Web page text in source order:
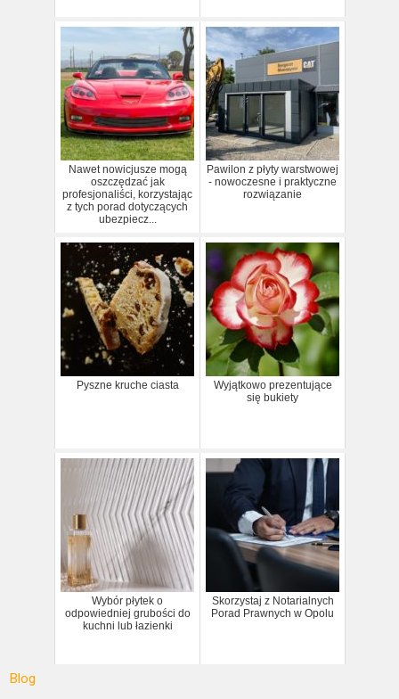
Nawet nowicjusze mogą
oszczędzać jak
profesjonaliści, korzystając
z tych porad dotyczących
ubezpiecz...
Pawilon z płyty warstwowej
- nowoczesne i praktyczne
rozwiązanie
Pyszne kruche ciasta
Wyjątkowo prezentujące
się bukiety
Wybór płytek o
odpowiedniej grubości do
kuchni lub łazienki
Skorzystaj z Notarialnych
Porad Prawnych w Opolu
Blog